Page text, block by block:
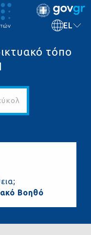
EL
τόπο
και γρήγορα...
Βοηθό